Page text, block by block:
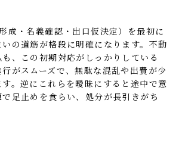
成・名義確認・出口仮決定）を最初に
の道筋が格段に明確になります。不動
、この初期対応がしっかりしている
がスムーズで、無駄な混乱や出費が少
。逆にこれらを曖昧にすると途中で意
足止めを食らい、処分が長引きがち